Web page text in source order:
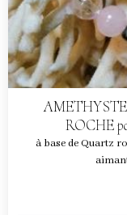
ROCHE
à base de Quartz